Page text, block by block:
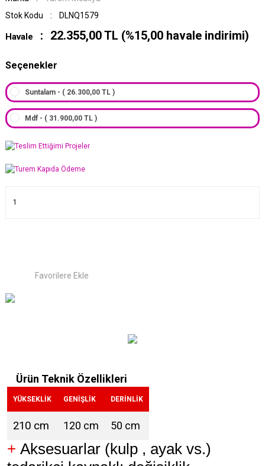
Stok Kodu
DLNQ1579
Havale 22.355,00 TL (%15,00 havale indirimi)
Seçenekler
Suntalam - ( 26.300,00 TL )
Mdf - ( 31.900,00 TL )
Ürün Teknik Özellikleri
YÜKSEKLİK GENİŞLİK DERİNLİK
210 cm 120 cm 50 cm
+ Aksesuarlar (kulp , ayak vs.)